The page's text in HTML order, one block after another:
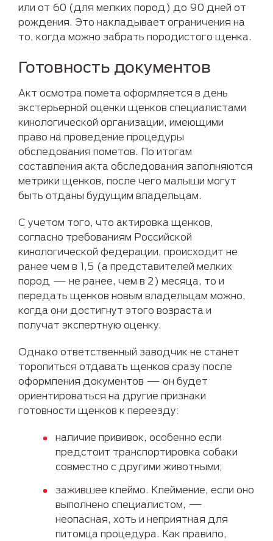
или от 60 (для мелких пород) до 90 дней от
рождения. Это накладывает ограничения на
то, когда можно забрать породистого щенка.
Готовность документов
Акт осмотра помета оформляется в день
экстерьерной оценки щенков специалистами
кинологической организации, имеющими
право на проведение процедуры
обследования пометов. По итогам
составления акта обследования заполняются
метрики щенков, после чего малыши могут
быть отданы будущим владельцам.
С учетом того, что актировка щенков,
согласно требованиям Российской
кинологической федерации, происходит не
ранее чем в 1,5 (а представителей мелких
пород — не ранее, чем в 2) месяца, то и
передать щенков новым владельцам можно,
когда они достигнут этого возраста и
получат экспертную оценку.
Однако ответственный заводчик не станет
торопиться отдавать щенков сразу после
оформления документов — он будет
ориентироваться на другие признаки
готовности щенков к переезду:
наличие прививок, особенно если
предстоит транспортировка собаки
совместно с другими животными;
зажившее клеймо. Клеймение, если оно
выполнено специалистом, —
неопасная, хоть и неприятная для
питомца процедура. Как правило,